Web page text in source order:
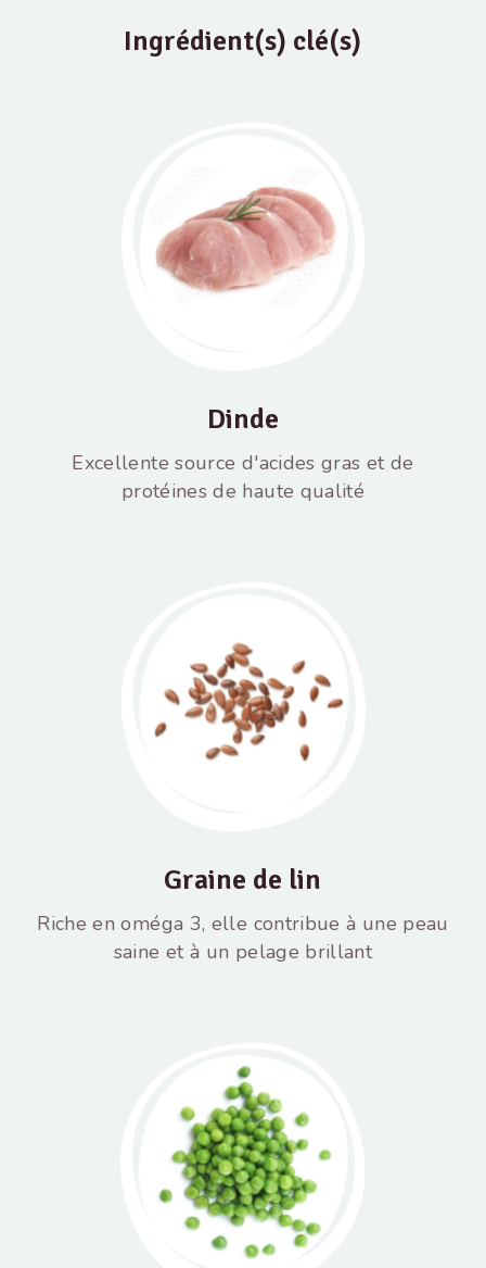
Ingrédient(s) clé(s)
Dinde
Excellente source d'acides gras et de
protéines de haute qualité
Graine de lin
Riche en oméga 3, elle contribue à une peau
saine et à un pelage brillant